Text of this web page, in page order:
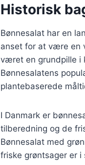
Historisk
Bønnesalat har en
anset for at være en
været en grundpille i
Bønnesalatens
plantebaserede
I Danmark er
tilberedning og de
Bønnesalat med
friske grøntsager er